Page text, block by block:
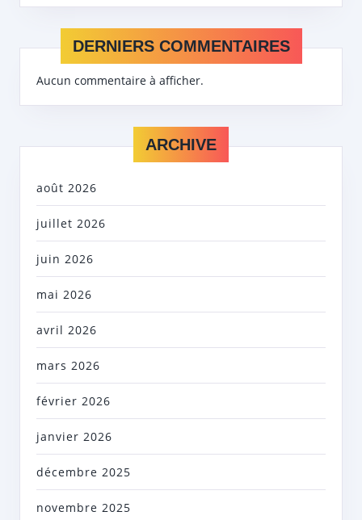
DERNIERS COMMENTAIRES
Aucun commentaire à afficher.
ARCHIVE
août 2026
juillet 2026
juin 2026
mai 2026
avril 2026
mars 2026
février 2026
janvier 2026
décembre 2025
novembre 2025